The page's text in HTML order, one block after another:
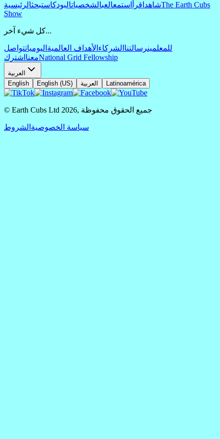
شاهد اقرأ استمعالعبالشخصياتالبودكاستبحثالرئيسية
The Earth Cubs
Show
كل شيء آخر...
للمعلمينرسالتنا الشركاء الأهداف العالمية اليومياتتواصل
معنا اشترك National Grid Fellowship
العربية
English
English (US) العربية Latinoamérica
© Earth Cubs Ltd 2026, جميع الحقوق محفوظة
سياسة الخصوصية الشروط